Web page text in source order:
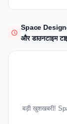
Space
और डाउनटाइम
बड़ी खुशखबरी!